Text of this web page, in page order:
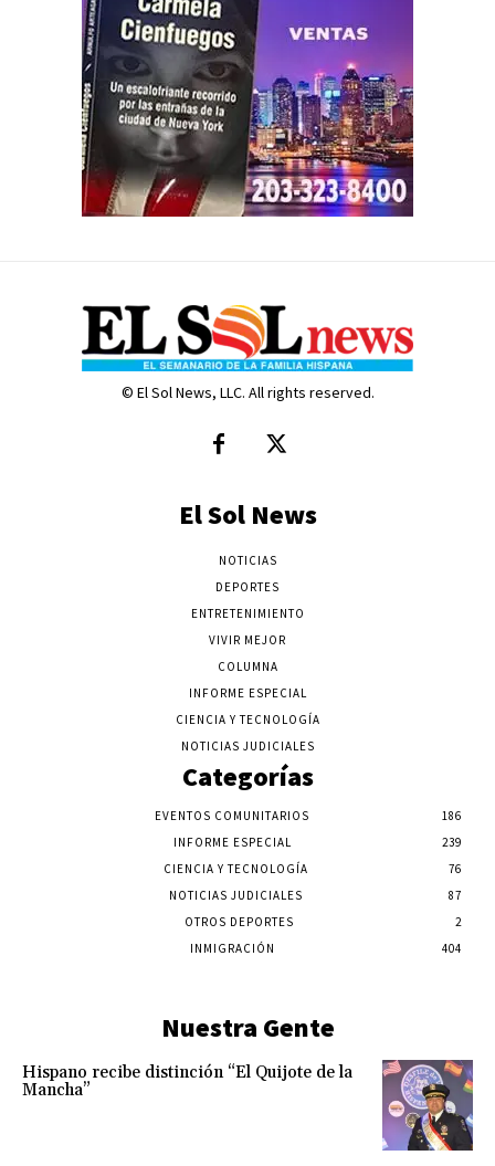
© El Sol News, LLC. All rights reserved.
El Sol News
NOTICIAS
DEPORTES
ENTRETENIMIENTO
VIVIR MEJOR
COLUMNA
INFORME ESPECIAL
CIENCIA Y TECNOLOGÍA
NOTICIAS JUDICIALES
Categorías
EVENTOS COMUNITARIOS
186
INFORME ESPECIAL
239
CIENCIA Y TECNOLOGÍA
76
NOTICIAS JUDICIALES
87
OTROS DEPORTES
2
INMIGRACIÓN
404
Nuestra Gente
Hispano recibe distinción “El Quijote de la
Mancha”